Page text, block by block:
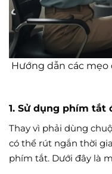
Hướng dẫn các mẹo
1. Sử dụng phím tắt
Thay vì phải dùng
có thể rút ngắn thời
phím tắt. Dưới đây là